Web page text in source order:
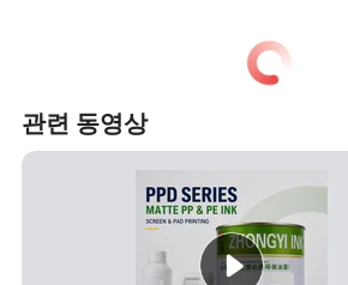
1.플랫폼 결제 확인 후 3-7일(영업일,
이템을 배송할 것입니다.
Fedex에서 배송한 배송 품목이 긴급히
배송을 위해 당사에 문의하십시오. 빠
관련 동영상